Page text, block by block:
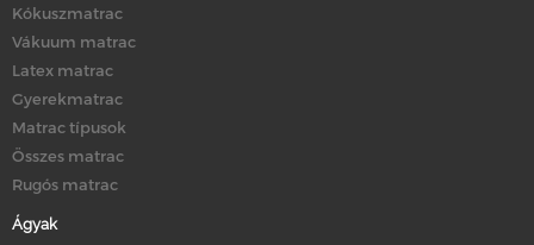
Kókuszmatrac
Vákuum matrac
Latex matrac
Gyerekmatrac
Matrac típusok
Összes matrac
Rugós matrac
Ágyak